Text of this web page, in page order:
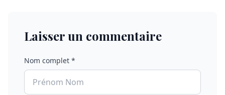
Laisser un commentaire
Nom complet *